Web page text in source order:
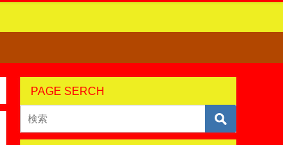
PAGE SERCH